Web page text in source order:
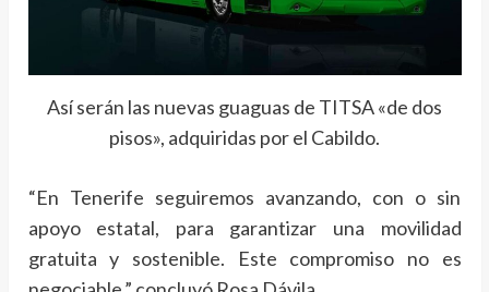
Así serán las nuevas guaguas de TITSA «de dos
pisos», adquiridas por el Cabildo.
“En Tenerife seguiremos avanzando, con o sin
apoyo estatal, para garantizar una movilidad
gratuita y sostenible. Este compromiso no es